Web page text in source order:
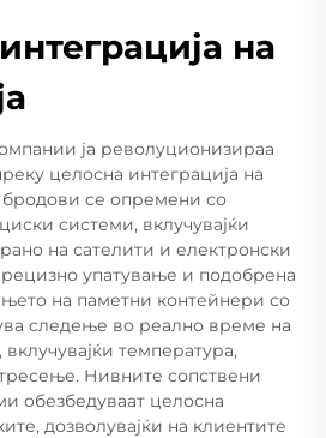
на
ја револуционизираа
целосна интеграција на
се опремени со
системи, вклучувајќи
на сателити и електронски
упатување и подобрена
на паметни контейнери со
следење во реално време на
вклучувајќи температура,
Нивните сопствени
обезбедуваат целосна
дозволувајќи на клиентите